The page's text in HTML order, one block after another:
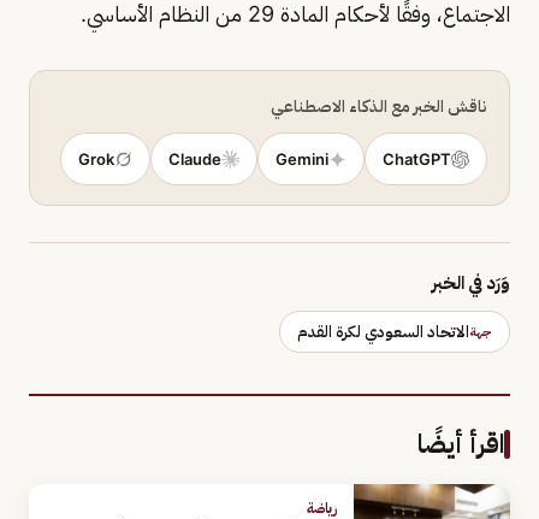
الاجتماع، وفقًا لأحكام المادة 29 من النظام الأساسي.
ناقش الخبر مع الذكاء الاصطناعي
ChatGPT
Gemini
Claude
Grok
وَرَد في الخبر
جهةالاتحاد السعودي لكرة القدم
اقرأ أيضًا
رياضة